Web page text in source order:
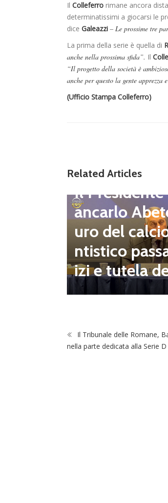
Il Colleferro rimane ancora
determinatissimi a giocarsi le
dice Galeazzi – Le prossime tre
La prima della serie è quella di
anche nella prossima sfida”. Il
“Il progetto della società è
anche per questo la gente
(Ufficio Stampa Colleferro)
Related Articles
Dilettanti Regionali
Il
ancarlo
uro del
ntistico
izi e tutela
Il Tribunale delle Romane,
nella parte dedicata alla Serie D